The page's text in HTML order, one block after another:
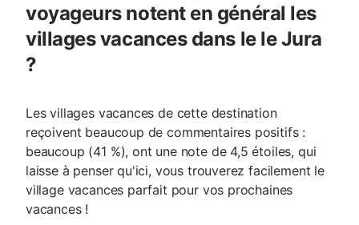
voyageurs notent en général les
villages vacances dans le le Jura
?
Les villages vacances de cette destination
reçoivent beaucoup de commentaires positifs :
beaucoup (41 %), ont une note de 4,5 étoiles, qui
laisse à penser qu'ici, vous trouverez facilement le
village vacances parfait pour vos prochaines
vacances !